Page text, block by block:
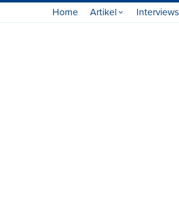
Home Artikel Interviews